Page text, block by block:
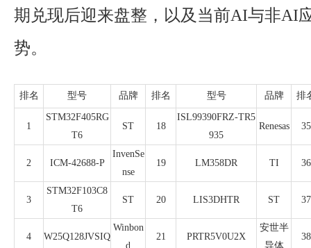
期兑现后迎来盘整，以及当前AI与非AI
势。
排名 型号 品牌 排名 型号 品牌 排
1
STM32F405RG
T6
ST 18
ISL99390FRZ-TR5
935
Renesas 35
2 ICM-42688-P
InvenSe
nse
19 LM358DR TI 36
3
STM32F103C8
T6
ST 20 LIS3DHTR ST 37
4 W25Q128JVSIQ
Winbon
d
21 PRTR5V0U2X
安世半
导体
38